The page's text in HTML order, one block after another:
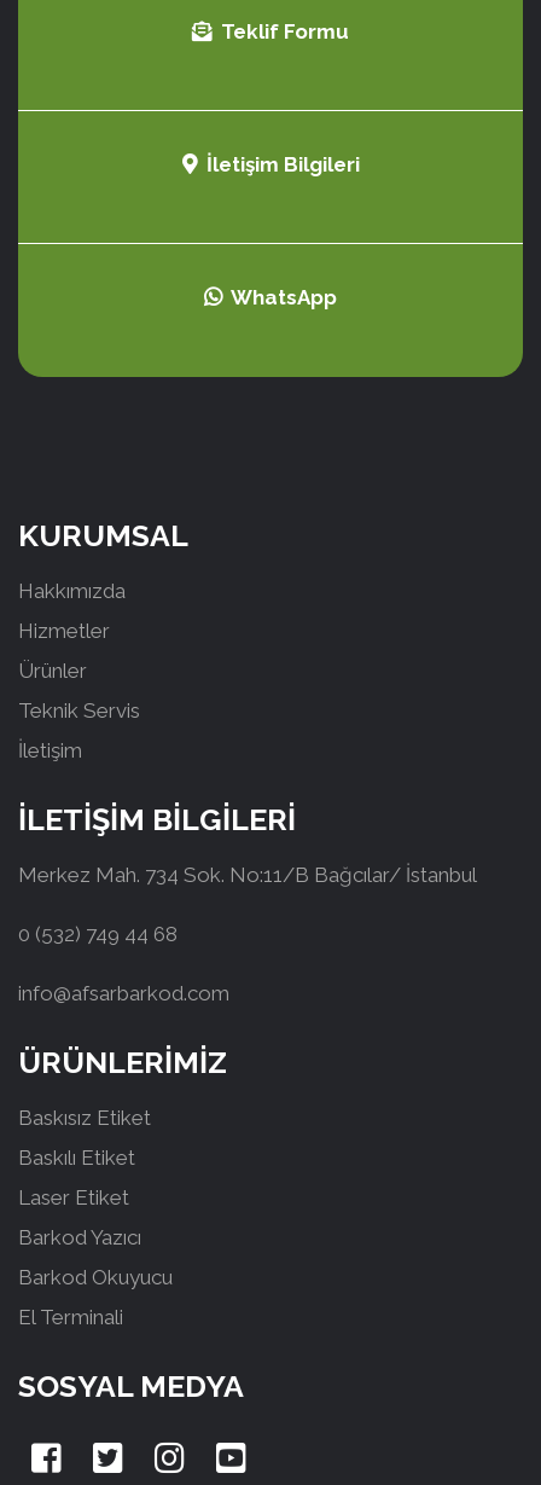
Teklif Formu
İletişim Bilgileri
WhatsApp
KURUMSAL
Hakkımızda
Hizmetler
Ürünler
Teknik Servis
İletişim
İLETİŞİM BİLGİLERİ
Merkez Mah. 734 Sok. No:11/B Bağcılar/ İstanbul
0 (532) 749 44 68
info@afsarbarkod.com
ÜRÜNLERİMİZ
Baskısız Etiket
Baskılı Etiket
Laser Etiket
Barkod Yazıcı
Barkod Okuyucu
El Terminali
SOSYAL MEDYA